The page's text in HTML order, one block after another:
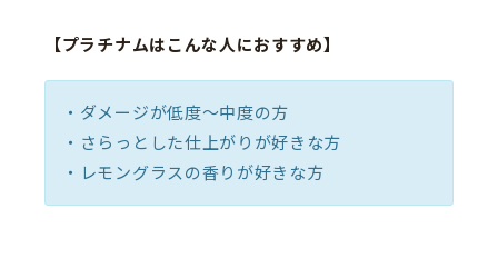
【プラチナムはこんな人におすすめ】
・ダメージが低度〜中度の方
・さらっとした仕上がりが好きな方
・レモングラスの香りが好きな方